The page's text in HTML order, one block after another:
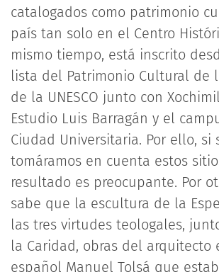
catalogados como patrimonio
país tan solo en el Centro
mismo tiempo, está inscrito
lista del Patrimonio Cultural de
de la UNESCO junto con
Estudio Luis Barragán y el
Ciudad Universitaria. Por ello, si
tomáramos en cuenta estos
resultado es preocupante. Por
sabe que la escultura de la
las tres virtudes teologales,
la Caridad, obras del arquitecto
español Manuel Tolsá que